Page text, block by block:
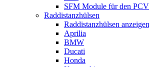
SFM Module für den PCV
Raddistanzhülsen
Raddistanzhülsen anzeigen
Aprilia
BMW
Ducati
Honda